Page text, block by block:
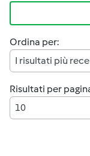
Ordina per:
I risultati più
Risultati per
10